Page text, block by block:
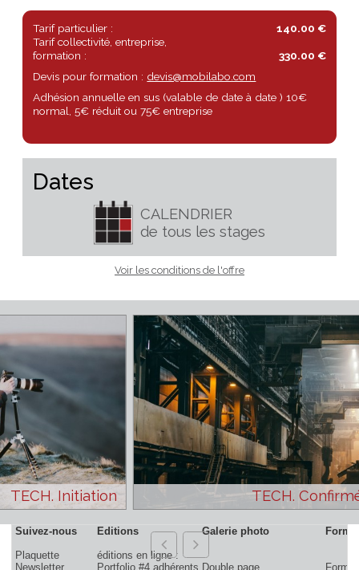
→ niveau demandé: confirmé
→ matériel informatique (imprimantes, traceur, ordinateurs)
disposition
→ dans la galerie photo de Destin Sensible - sortie à Lille
Tarif particulier :
Tarif collectivité, entreprise,
330.00 €
Devis pour formation :devis@mobilabo.com
Adhésion annuelle en sus (valable de date à date ) 10€
de tous les stages
Voir les conditions de l'offre